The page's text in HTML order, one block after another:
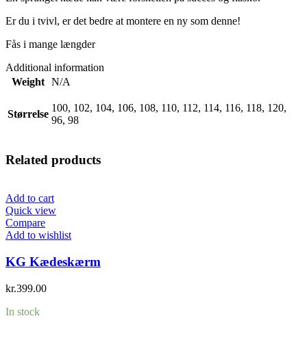
Er du i tvivl, er det bedre at montere en ny som denne!
Fås i mange længder
Additional information
Weight N/A
Størrelse
100, 102, 104, 106, 108, 110, 112, 114, 116, 118, 120,
96, 98
Related products
Add to cart
Quick view
Compare
Add to wishlist
KG Kædeskærm
kr.399.00
In stock